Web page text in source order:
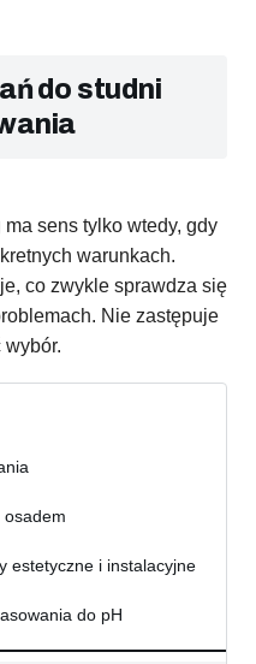
do studni
sens tylko wtedy, gdy
warunkach.
co zwykle sprawdza się
Nie zastępuje
estetyczne i instalacyjne
do pH